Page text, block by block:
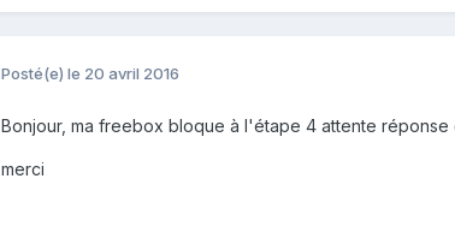
Posté(e) le 20 avril 2016
Bonjour, ma freebox bloque à l'étape 4 attente
merci